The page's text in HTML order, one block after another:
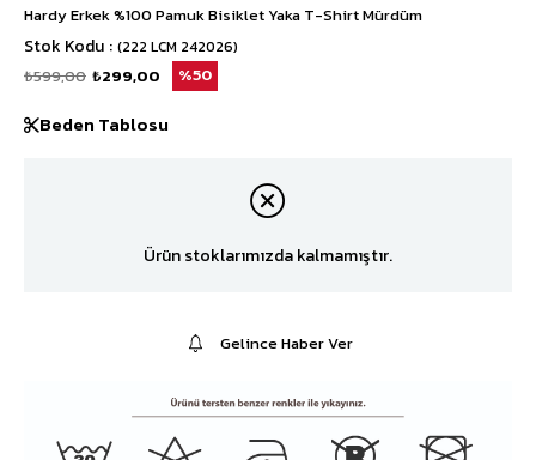
Hardy Erkek %100 Pamuk Bisiklet Yaka T-Shirt Mürdüm
Stok Kodu (222 LCM 242026)
₺599,00 ₺299,00 50
Beden Tablosu
Ürün stoklarımızda kalmamıştır.
Gelince Haber Ver